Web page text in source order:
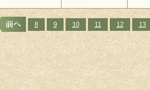
8 9 10 11 12 13